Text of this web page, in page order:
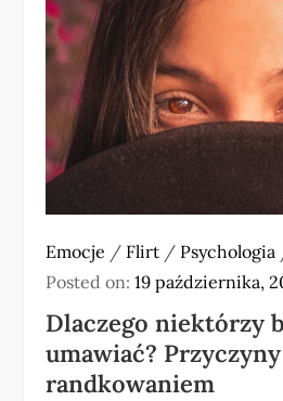
Emocje / Flirt / Psychologia
Posted on:19 października,
Dlaczego niektórzy
umawiać?
randkowaniem